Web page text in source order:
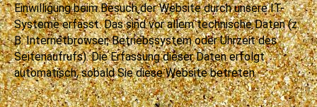
Einwilligung beim Besuch der Website durch unsere IT-
Systeme erfasst. Das sind vor allem technische Daten (z.
B. Internetbrowser, Betriebssystem oder Uhrzeit des
Seitenaufrufs). Die Erfassung dieser Daten erfolgt
automatisch, sobald Sie diese Website betreten.